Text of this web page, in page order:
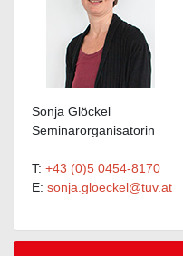
Sonja Glöckel
Seminarorganisatorin
T: +43 (0)5 0454-8170
E: sonja.gloeckel@tuv.at